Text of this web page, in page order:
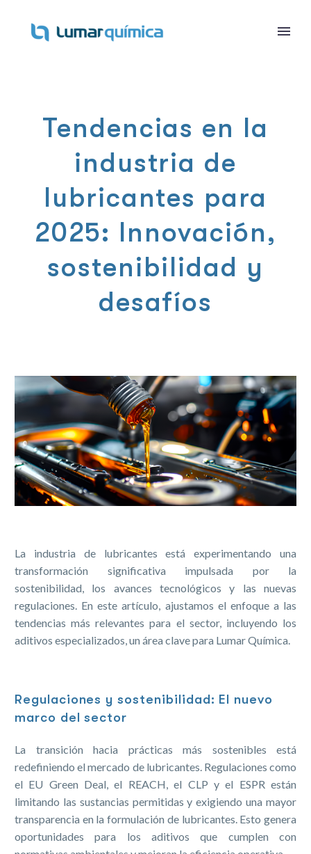
Tendencias en la
industria de
lubricantes para
2025: Innovación,
sostenibilidad y
desafíos
La industria de lubricantes está experimentando una
transformación significativa impulsada por la
sostenibilidad, los avances tecnológicos y las nuevas
regulaciones. En este artículo, ajustamos el enfoque a las
tendencias más relevantes para el sector, incluyendo los
aditivos especializados, un área clave para Lumar Química.
Regulaciones y sostenibilidad: El nuevo
marco del sector
La transición hacia prácticas más sostenibles está
redefiniendo el mercado de lubricantes. Regulaciones como
el EU Green Deal, el REACH, el CLP y el ESPR están
limitando las sustancias permitidas y exigiendo una mayor
transparencia en la formulación de lubricantes. Esto genera
oportunidades para los aditivos que cumplen con